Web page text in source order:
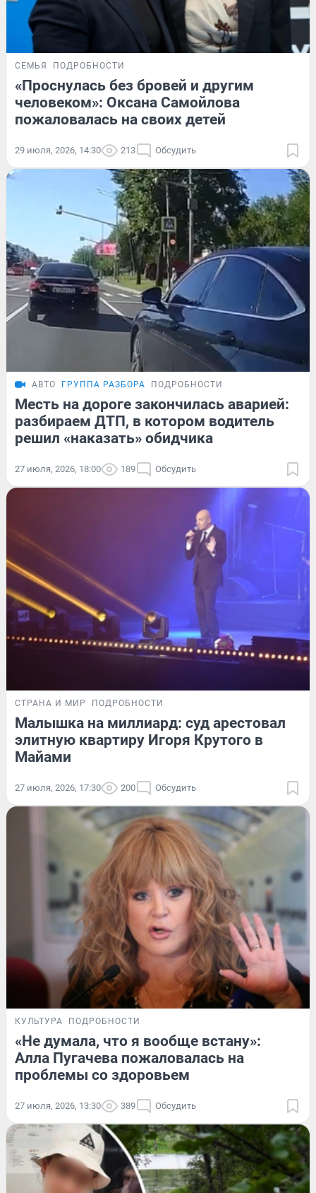
СЕМЬЯ ПОДРОБНОСТИ
«Проснулась без бровей и другим
человеком»: Оксана Самойлова
пожаловалась на своих детей
29 июля, 2026, 14:30 213 Обсудить
АВТО ГРУППА РАЗБОРА ПОДРОБНОСТИ
Месть на дороге закончилась аварией:
разбираем ДТП, в котором водитель
решил «наказать» обидчика
27 июля, 2026, 18:00 189 Обсудить
СТРАНА И МИР ПОДРОБНОСТИ
Малышка на миллиард: суд арестовал
элитную квартиру Игоря Крутого в
Майами
27 июля, 2026, 17:30 200 Обсудить
КУЛЬТУРА ПОДРОБНОСТИ
«Не думала, что я вообще встану»:
Алла Пугачева пожаловалась на
проблемы со здоровьем
27 июля, 2026, 13:30 389 Обсудить